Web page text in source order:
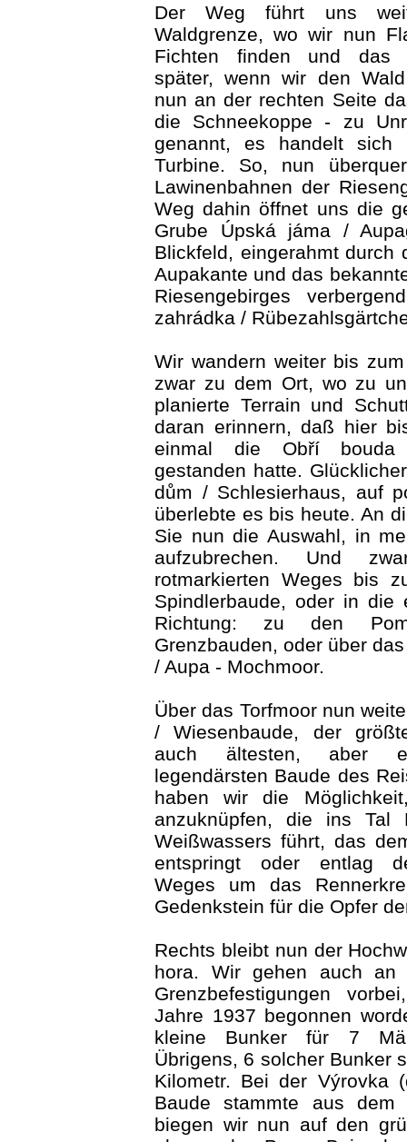
Der Weg führt uns
Waldgrenze, wo wir nun
Fichten finden und das
später, wenn wir den
nun an der rechten Seite
die Schneekoppe - zu
genannt, es handelt sich
Turbine. So, nun
Lawinenbahnen der
Weg dahin öffnet uns die
Grube Úpská jáma /
Blickfeld, eingerahmt durch
Aupakante und das
Riesengebirges
zahrádka /
Wir wandern weiter bis
zwar zu dem Ort, wo zu
planierte Terrain und
daran erinnern, daß hier
einmal die Obří bouda
gestanden hatte.
dům / Schlesierhaus, auf
überlebte es bis heute. An
Sie nun die Auswahl, in
aufzubrechen. Und
rotmarkierten Weges bis
Spindlerbaude, oder in die
Richtung: zu den
Grenzbauden, oder über
/ Aupa - Mochmoor.
Über das Torfmoor nun
/ Wiesenbaude, der
auch ältesten, aber
legendärsten Baude des
haben wir die
anzuknüpfen, die ins
Weißwassers führt, das
entspringt oder entlag
Weges um das
Gedenkstein für die Opfer
Rechts bleibt nun der
hora. Wir gehen auch an
Grenzbefestigungen
Jahre 1937 begonnen
kleine Bunker für 7
Übrigens, 6 solcher Bunker
Kilometr. Bei der Výrovka
Baude stammte aus dem
biegen wir nun auf den